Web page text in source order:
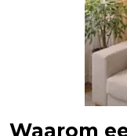
Waarom